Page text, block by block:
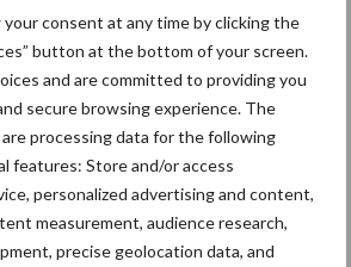
consent at any time by clicking the
button at the bottom of your screen.
and are committed to providing you
secure browsing experience. The
processing data for the following
features: Store and/or access
personalized advertising and content,
measurement, audience research,
precise geolocation data, and
Bemesting Fokkerij
Bijproducten